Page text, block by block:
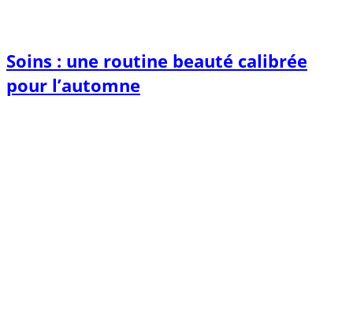
Soins : une routine beauté calibrée
pour l’automne